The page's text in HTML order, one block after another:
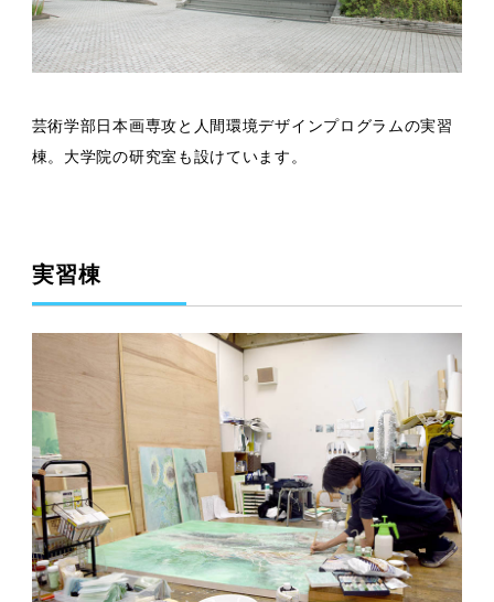
芸術学部日本画専攻と人間環境デザインプログラムの実習
棟。大学院の研究室も設けています。
実習棟